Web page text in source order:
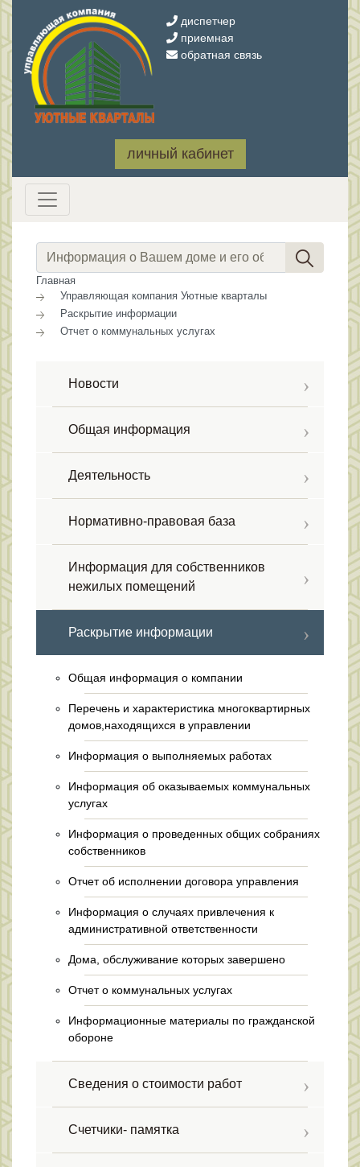
диспетчер
приемная
обратная связь
личный кабинет
Главная
Управляющая компания Уютные кварталы
Раскрытие информации
Отчет о коммунальных услугах
Новости
Общая информация
Деятельность
Нормативно-правовая база
Информация для собственников
нежилых помещений
Раскрытие информации
Общая информация о компании
Перечень и характеристика многоквартирных
домов,находящихся в управлении
Информация о выполняемых работах
Информация об оказываемых коммунальных
услугах
Информация о проведенных общих собраниях
собственников
Отчет об исполнении договора управления
Информация о случаях привлечения к
административной ответственности
Дома, обслуживание которых завершено
Отчет о коммунальных услугах
Информационные материалы по гражданской
обороне
Сведения о стоимости работ
Счетчики- памятка